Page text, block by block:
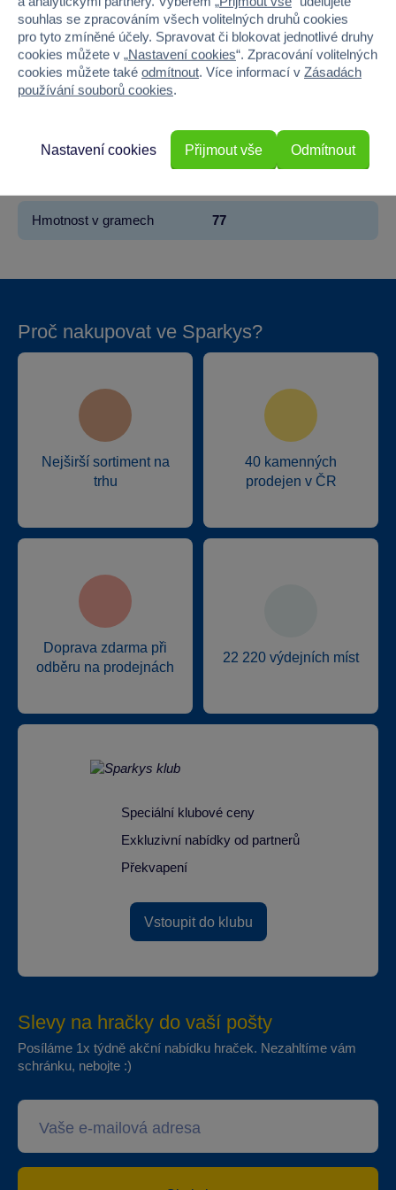
Věk od 3
Pohlaví HOLKA, KLUK
Výška 10.5
Hmotnost v gramech 77
Proč nakupovat ve Sparkys?
Nejširší sortiment na
trhu
40 kamenných
prodejen v ČR
Doprava zdarma při
odběru na prodejnách
22 220 výdejních míst
Speciální klubové ceny
Exkluzivní nabídky od partnerů
Překvapení
Vstoupit do klubu
Slevy na hračky do vaší pošty
Posíláme 1x týdně akční nabídku hraček. Nezahltíme vám
schránku, nebojte :)
souhlas se zpracováním všech volitelných druhů cookies
pro tyto zmíněné účely. Spravovat či blokovat jednotlivé druhy
cookies můžete v „Nastavení cookies“. Zpracování volitelných
cookies můžete také odmítnout. Více informací v Zásadách
používání souborů cookies.
Odmítnout
Nastavení cookies Přijmout vše